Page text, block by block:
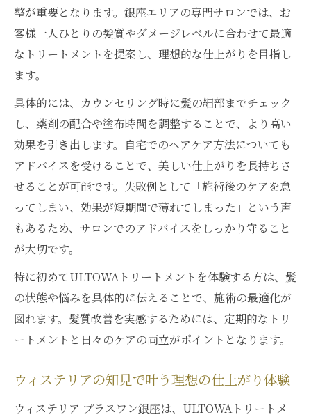
ウィステリア髪質改善で透明感とツヤを手
に入れる
潤いとツヤが叶うULTOWAトリートメントの真
価
ULTOWAトリートメントが潤いとツヤを与
える理由
水素の力で実現する深層からの髪質改善
ダメージ毛もなめらかに整える仕上がりの
違い
髪の内部補修で美しさが続くトリートメン
ト術
ウィステリア銀座が誇る確かなケア力を探
る
ト
ULTOWAトリートメントで満足度を高める
整が重要となります。銀座エリアの専門サロンでは、お
客様一人ひとりの髪質やダメージレベルに合わせて最適
なトリートメントを提案し、理想的な仕上がりを目指し
ます。
具体的には、カウンセリング時に髪の細部までチェック
し、薬剤の配合や塗布時間を調整することで、より高い
効果を引き出します。自宅でのヘアケア方法についても
アドバイスを受けることで、美しい仕上がりを長持ちさ
せることが可能です。失敗例として「施術後のケアを怠
ってしまい、効果が短期間で薄れてしまった」という声
もあるため、サロンでのアドバイスをしっかり守ること
が大切です。
特に初めてULTOWAトリートメントを体験する方は、髪
の状態や悩みを具体的に伝えることで、施術の最適化が
図れます。髪質改善を実感するためには、定期的なトリ
ートメントと日々のケアの両立がポイントとなります。
ウィステリアの知見で叶う理想の仕上がり体験
ウィステリア プラスワン銀座は、ULTOWAトリートメ